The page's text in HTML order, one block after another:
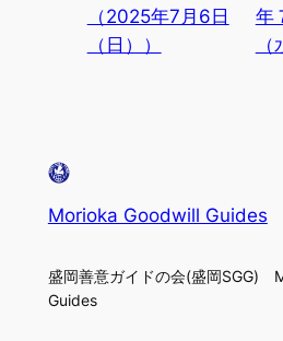
（2025年7月6日
（日））
年
Morioka Goodwill Guides
盛岡善意ガイドの会(盛岡SGG)
Guides